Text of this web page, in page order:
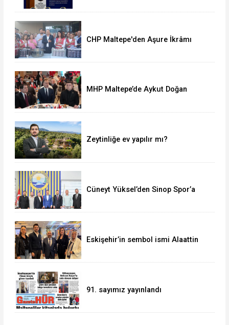
CHP Maltepe'den Aşure İkrâmı
MHP Maltepe’de Aykut Doğan
Zeytinliğe ev yapılır mı?
Cüneyt Yüksel’den Sinop Spor’a
Eskişehir’in sembol ismi Alaattin
91. sayımız yayınlandı